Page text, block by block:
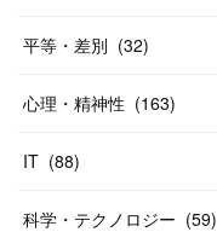
平等・差別 (32)
心理・精神性 (163)
IT (88)
科学・テクノロジー (59)